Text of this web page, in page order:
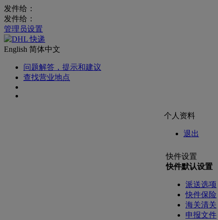
发件给：
发件给：
管理员设置
English 简体中文
问题解答，提示和建议
查找营业地点
个人资料
退出
快件设置
快件默认设置
派送选项
快件保险
海关清关
申报文件